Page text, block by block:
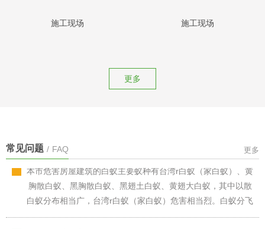
施工现场 施工现场
更多
更多
常见问题 / FAQ
在家里发现白蚁怎么办？
发现蚁害必须做好以下工作： （1）妥善保护好蚁害现场，不
我市的白蚁种类有哪些？
胸散白蚁、黑胸散白蚁、黑翅土白蚁、黄翅大白蚁，其中以散
白蚁分布相当广，台湾r白蚁（家白蚁）危害相当烈。白蚁分飞
高峰